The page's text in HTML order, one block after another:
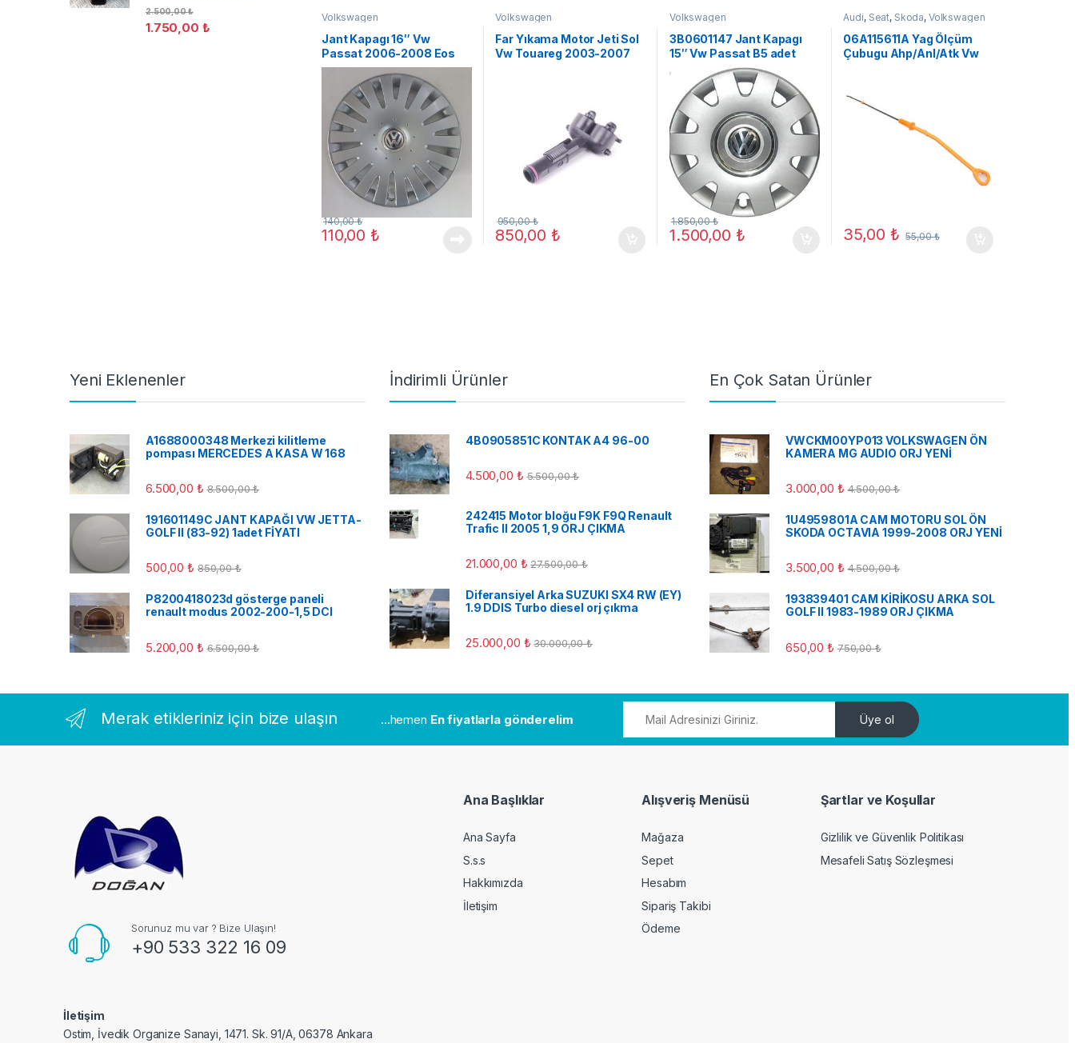
Volkswagen
Jant Kapagı 16″ Vw
Passat 2006-2008 Eos
2006-2011 (A03)
110,00 ₺
140,00₺
Volkswagen
Far Yıkama Motor Jeti Sol
Vw Touareg 2003-2007
850,00 ₺
950,00₺
Volkswagen
3B0601147 Jant Kapagı
15″ Vw Passat B5 adet
fiyatı orj yeni
1.500,00 ₺
1.850,00₺
Audi, Seat, Skoda, Volkswagen
06A115611A Yag Ölçüm
Çubugu Ahp/Anl/Atk Vw
35,00 ₺ 55,00₺
1.750,00 ₺
2.500,00₺
Yeni Eklenenler
A1688000348 Merkezi kilitleme
pompası MERCEDES A KASA W 168
6.500,00 ₺ 8.500,00₺
191601149C JANT KAPAĞI VW JETTA-
GOLF II (83-92) 1adet FİYATI
500,00₺ 850,00₺
P8200418023d gösterge paneli
renault modus 2002-200-1,5 DCI
5.200,00 ₺ 6.500,00₺
İndirimli Ürünler
4B0905851C KONTAK A4 96-00
4.500,00 ₺ 5.500,00₺
242415 Motor bloğu F9K F9Q Renault
Trafic II 2005 1,9 ORJ ÇIKMA
21.000,00 ₺ 27.500,00₺
Diferansiyel Arka SUZUKI SX4 RW (EY)
1.9 DDIS Turbo diesel orj çıkma
25.000,00 ₺ 30.000,00₺
En Çok Satan Ürünler
VWCKM00YP013 VOLKSWAGEN ÖN
KAMERA MG AUDIO ORJ YENİ
3.000,00 ₺ 4.500,00₺
1U4959801A CAM MOTORU SOL ÖN
SKODA OCTAVIA 1999-2008 ORJ YENİ
3.500,00 ₺ 4.500,00₺
193839401 CAM KİRİKOSU ARKA SOL
GOLF II 1983-1989 ORJ ÇIKMA
650,00₺ 750,00₺
Merak etikleriniz için bize ulaşın ...hemen En fiyatlarla gönderelim Üye ol
Sorunuz mu var ? Bize Ulaşın!
+90 533 322 16 09
İletişim
Ostim, İvedik Organize Sanayi, 1471. Sk. 91/A, 06378 Ankara
Ana Başlıklar
Ana Sayfa
S.s.s
Hakkımızda
İletişim
Alışveriş Menüsü
Mağaza
Sepet
Hesabım
Sipariş Takibi
Ödeme
Şartlar ve Koşullar
Gizlilik ve Güvenlik Politikası
Mesafeli Satış Sözleşmesi